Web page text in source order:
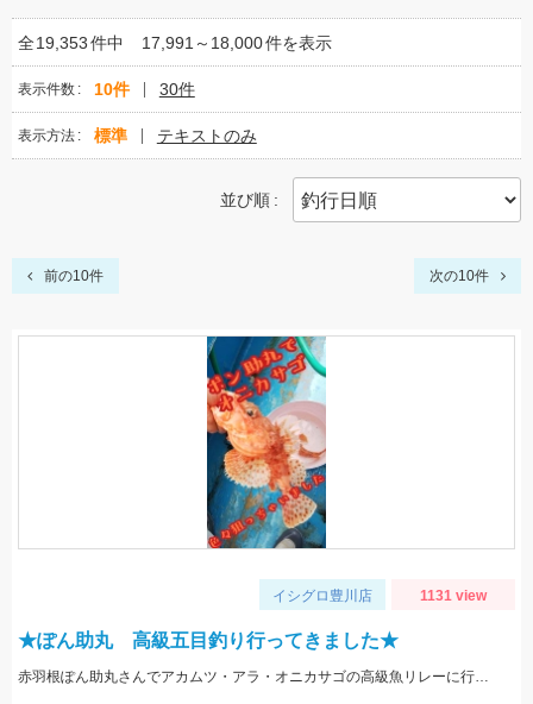
全19,353件中 17,991～18,000件を表示
表示件数 10件 30件
表示方法 標準 テキストのみ
並び順
前の10件 次の10件
イシグロ豊川店 1131 view
★ぽん助丸 高級五目釣り行ってきました★
赤羽根ぽん助丸さんでアカムツ・アラ・オニカサゴの高級魚リレーに行ってきました。下潮が動かず苦戦しましたがオニカサゴGETです